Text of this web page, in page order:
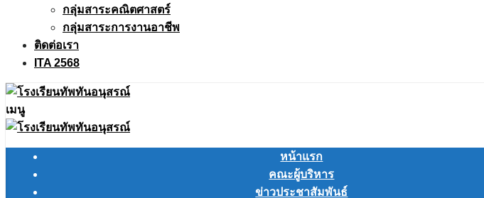
กลุ่มสาระคณิตศาสตร์
กลุ่มสาระการงานอาชีพ
ติดต่อเรา
ITA 2568
เมนู
หน้าแรก
คณะผู้บริหาร
ข่าวประชาสัมพันธ์